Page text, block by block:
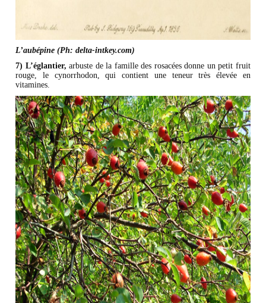
L’aubépine (Ph: delta-intkey.com)
7) L’églantier,arbuste de la famille des rosacées donne un petit fruit
rouge, le cynorrhodon, qui contient une teneur très élevée en
vitamines.